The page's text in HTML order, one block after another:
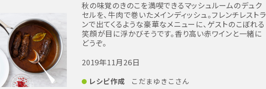
秋の味覚のきのこを満喫できるマッシュルームのデュク
セルを、牛肉で巻いたメインディッシュ。フレンチレストラ
ンで出てくるような豪華なメニューに、ゲストのこぼれる
笑顔が目に浮かびそうです。香り高い赤ワインと一緒に
どうぞ。
2019年11月26日
レシピ作成
こだまゆきこさん